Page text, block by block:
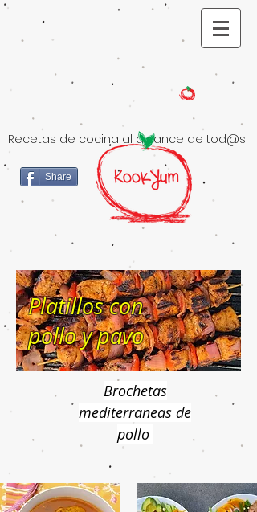
Recetas de cocina al alcance de tod@s
Share
Platillos con
pollo y pavo
Brochetas
mediterraneas de
pollo